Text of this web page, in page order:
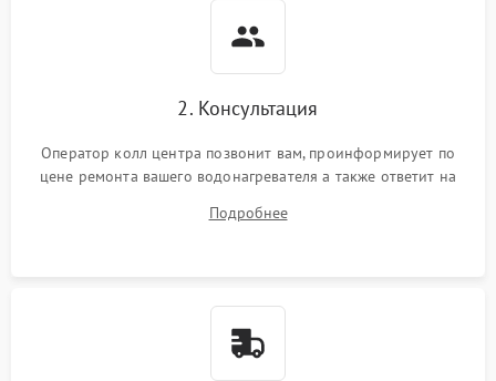
2. Консультация
Оператор колл центра позвонит вам, проинформирует по
цене ремонта вашего водонагревателя а также ответит на
Подробнее